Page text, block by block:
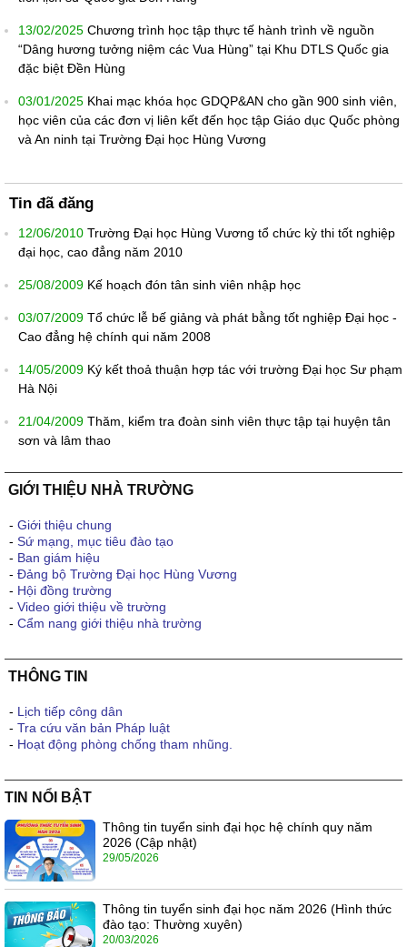
13/02/2025 Chương trình học tập thực tế hành trình về nguồn
“Dâng hương tưởng niệm các Vua Hùng” tại Khu DTLS Quốc gia
đặc biệt Đền Hùng
03/01/2025 Khai mạc khóa học GDQP&AN cho gần 900 sinh viên,
học viên của các đơn vị liên kết đến học tập Giáo dục Quốc phòng
và An ninh tại Trường Đại học Hùng Vương
Tin đã đăng
12/06/2010 Trường Đại học Hùng Vương tổ chức kỳ thi tốt nghiệp
đại học, cao đẳng năm 2010
25/08/2009 Kế hoạch đón tân sinh viên nhập học
03/07/2009 Tổ chức lễ bế giảng và phát bằng tốt nghiệp Đại học -
Cao đẳng hệ chính qui năm 2008
14/05/2009 Ký kết thoả thuận hợp tác với trường Đại học Sư phạm
Hà Nội
21/04/2009 Thăm, kiểm tra đoàn sinh viên thực tập tại huyện tân
sơn và lâm thao
GIỚI THIỆU NHÀ TRƯỜNG
- Giới thiệu chung
- Sứ mạng, mục tiêu đào tạo
- Ban giám hiệu
- Đảng bộ Trường Đại học Hùng Vương
- Hội đồng trường
- Video giới thiệu về trường
- Cẩm nang giới thiệu nhà trường
THÔNG TIN
- Lịch tiếp công dân
- Tra cứu văn bản Pháp luật
- Hoạt động phòng chống tham nhũng.
TIN NỔI BẬT
Thông tin tuyển sinh đại học hệ chính quy năm
2026 (Cập nhật)
29/05/2026
Thông tin tuyển sinh đại học năm 2026 (Hình thức
đào tạo: Thường xuyên)
20/03/2026